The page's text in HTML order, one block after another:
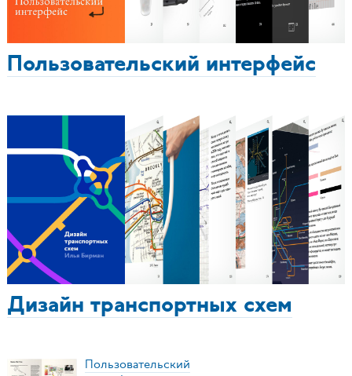
Пользовательский интерфейс
Дизайн транспортных схем
Пользовательский